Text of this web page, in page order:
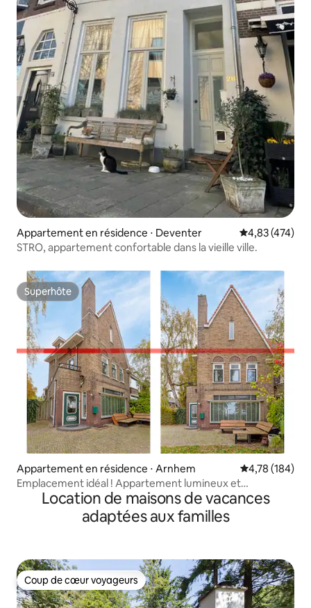
Appartement en résidence ⋅ Deventer Évaluation
4,83 (474)
STRO, appartement confortable dans la vieille ville.
Superhôte
Superhôte
Appartement en résidence ⋅ Arnhem Évaluation
4,78 (184)
Emplacement idéal ! Appartement lumineux et
chaleureux des années 30
Location de maisons de vacances
adaptées aux familles
Coup de cœur voyageurs
Coup de cœur voyageurs